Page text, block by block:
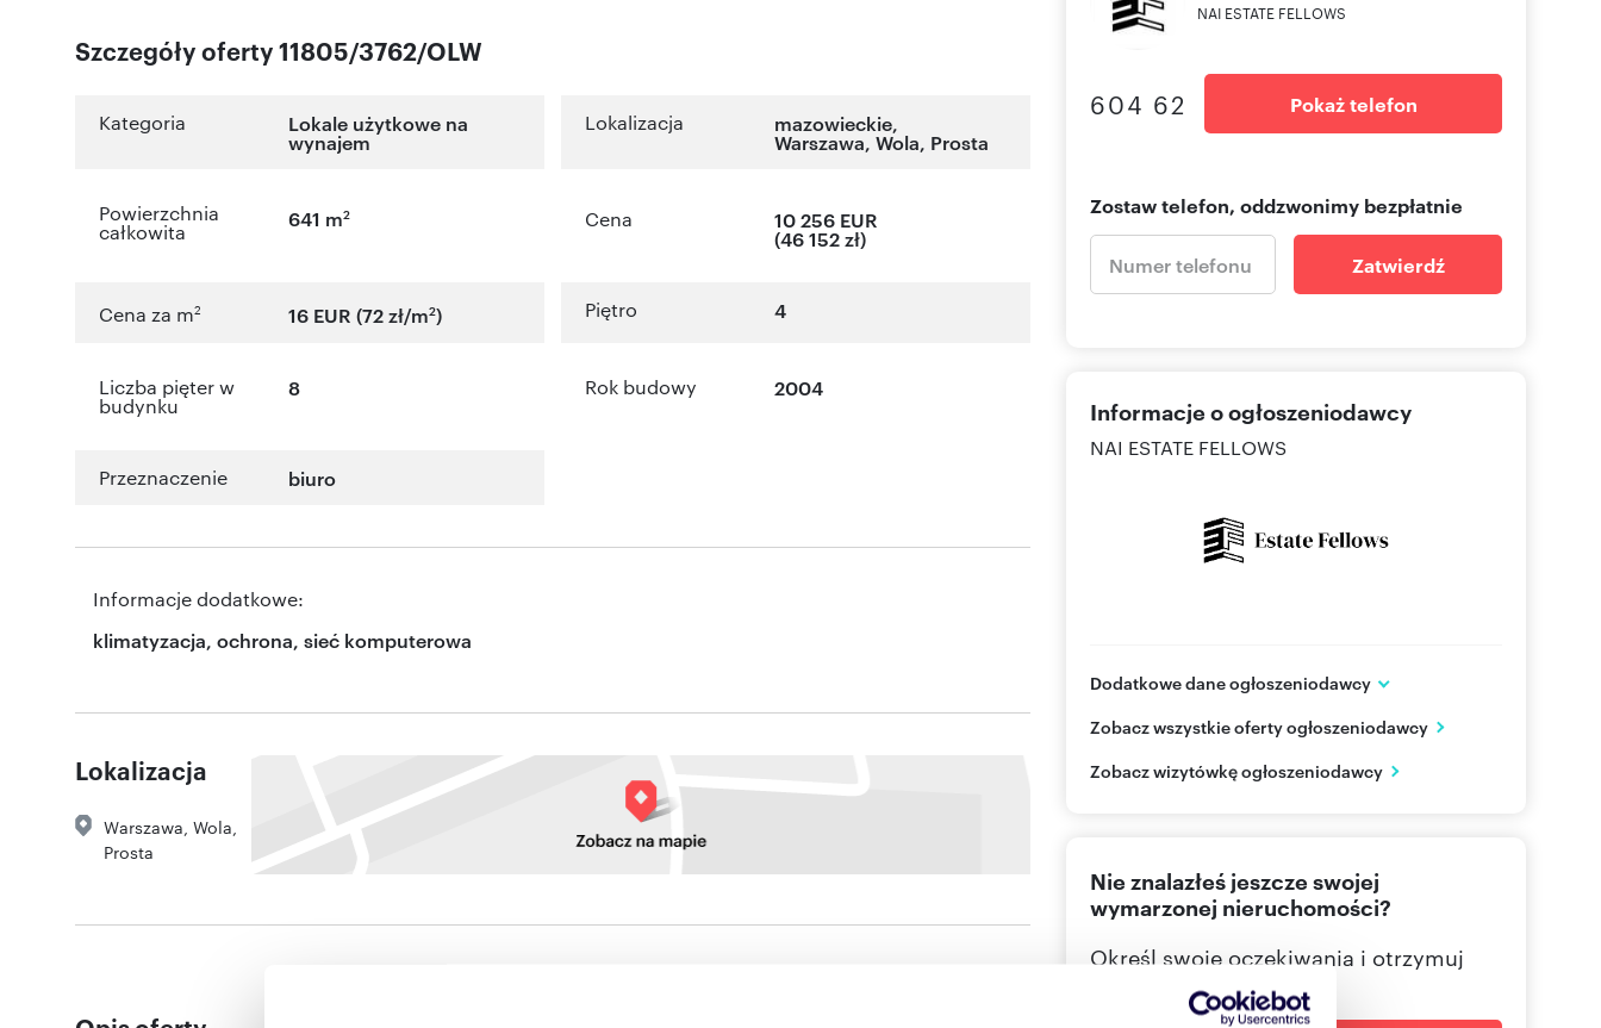
Szczegóły oferty 11805/3762/OLW
Kategoria Lokale użytkowe na
wynajem
Lokalizacja mazowieckie,
Warszawa,Wola, Prosta
Powierzchnia
całkowita
641 m2 Cena 10 256 EUR
(46 152 zł)
Cena za m2 16 EUR (72 zł/m2) Piętro 4
Liczba pięter w
budynku
8 Rok budowy 2004
Przeznaczenie biuro
Informacje dodatkowe:
klimatyzacja, ochrona, sieć komputerowa
Lokalizacja
Warszawa Wola
Prosta
NAI ESTATE FELLOWS
604 62 Pokaż telefon
Zostaw telefon, oddzwonimy bezpłatnie
Zatwierdź
Informacje o ogłoszeniodawcy
NAI ESTATE FELLOWS
Dodatkowe dane ogłoszeniodawcy
Warszawa
PL
Zobacz wszystkie oferty ogłoszeniodawcy
Zobacz wizytówkę ogłoszeniodawcy
Nie znalazłeś jeszcze swojej
wymarzonej nieruchomości?
Określ swoje oczekiwania i otrzymuj
dopasowane oferty